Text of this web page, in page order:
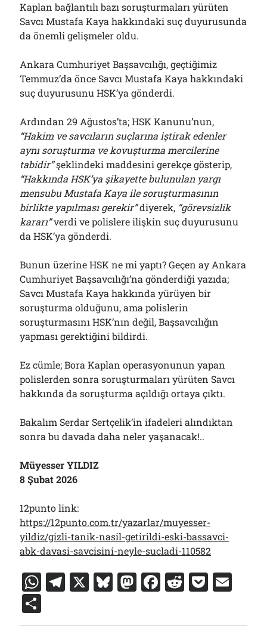
Kaplan bağlantılı bazı soruşturmaları yürüten
Savcı Mustafa Kaya hakkındaki suç duyurusunda
da önemli gelişmeler oldu.
Ankara Cumhuriyet Başsavcılığı, geçtiğimiz
Temmuz’da önce Savcı Mustafa Kaya hakkındaki
suç duyurusunu HSK’ya gönderdi.
Ardından 29 Ağustos’ta; HSK Kanunu’nun,
“Hakim ve savcıların suçlarına iştirak edenler
aynı soruşturma ve kovuşturma mercilerine
tabidir”şeklindeki maddesini gerekçe gösterip,
“Hakkında HSK’ya şikayette bulunulan yargı
mensubu Mustafa Kaya ile soruşturmasının
birlikte yapılması gerekir”diyerek, “görevsizlik
kararı”verdi ve polislere ilişkin suç duyurusunu
da HSK’ya gönderdi.
Bunun üzerine HSK ne mi yaptı? Geçen ay Ankara
Cumhuriyet Başsavcılığı’na gönderdiği yazıda;
Savcı Mustafa Kaya hakkında yürüyen bir
soruşturma olduğunu, ama polislerin
soruşturmasını HSK’nın değil, Başsavcılığın
yapması gerektiğini bildirdi.
Ez cümle; Bora Kaplan operasyonunun yapan
polislerden sonra soruşturmaları yürüten Savcı
hakkında da soruşturma açıldığı ortaya çıktı.
Bakalım Serdar Sertçelik’in ifadeleri alındıktan
sonra bu davada daha neler yaşanacak!..
Müyesser YILDIZ
8 Şubat 2026
12punto link:
https://12punto.com.tr/yazarlar/muyesser-
yildiz/gizli-tanik-nasil-getirildi-eski-bassavci-
abk-davasi-savcisini-neyle-sucladi-110582
W
at
T
e
X Bl
e
M
st
F
c
R
d
P
c ai
h